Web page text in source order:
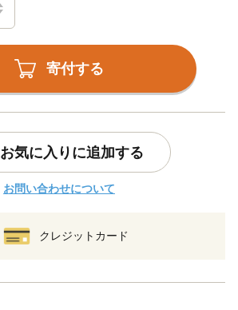
寄付する
お気に入りに追加する
お問い合わせについて
クレジットカード